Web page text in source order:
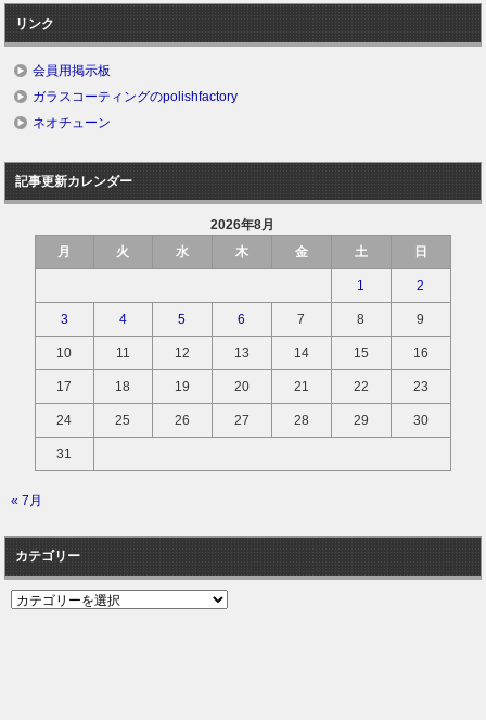
リンク
会員用掲示板
ガラスコーティングのpolishfactory
ネオチューン
記事更新カレンダー
2026年8月
月
火 水 木 金 土 日
1 2
3 4 5 6 7 8 9
10 11 12 13 14 15 16
17 18 19 20 21 22 23
24 25 26 27 28 29 30
31
« 7月
カテゴリー
カ